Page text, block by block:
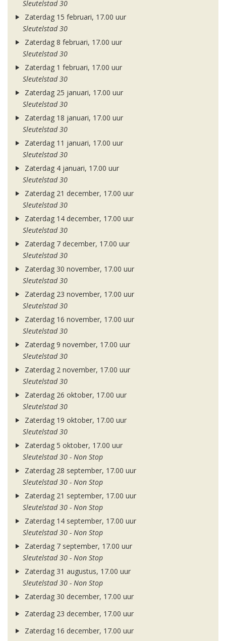
Sleutelstad 30
Zaterdag 15 februari, 17.00 uur
Sleutelstad 30
Zaterdag 8 februari, 17.00 uur
Sleutelstad 30
Zaterdag 1 februari, 17.00 uur
Sleutelstad 30
Zaterdag 25 januari, 17.00 uur
Sleutelstad 30
Zaterdag 18 januari, 17.00 uur
Sleutelstad 30
Zaterdag 11 januari, 17.00 uur
Sleutelstad 30
Zaterdag 4 januari, 17.00 uur
Sleutelstad 30
Zaterdag 21 december, 17.00 uur
Sleutelstad 30
Zaterdag 14 december, 17.00 uur
Sleutelstad 30
Zaterdag 7 december, 17.00 uur
Sleutelstad 30
Zaterdag 30 november, 17.00 uur
Sleutelstad 30
Zaterdag 23 november, 17.00 uur
Sleutelstad 30
Zaterdag 16 november, 17.00 uur
Sleutelstad 30
Zaterdag 9 november, 17.00 uur
Sleutelstad 30
Zaterdag 2 november, 17.00 uur
Sleutelstad 30
Zaterdag 26 oktober, 17.00 uur
Sleutelstad 30
Zaterdag 19 oktober, 17.00 uur
Sleutelstad 30
Zaterdag 5 oktober, 17.00 uur
Sleutelstad 30 - Non Stop
Zaterdag 28 september, 17.00 uur
Sleutelstad 30 - Non Stop
Zaterdag 21 september, 17.00 uur
Sleutelstad 30 - Non Stop
Zaterdag 14 september, 17.00 uur
Sleutelstad 30 - Non Stop
Zaterdag 7 september, 17.00 uur
Sleutelstad 30 - Non Stop
Zaterdag 31 augustus, 17.00 uur
Sleutelstad 30 - Non Stop
Zaterdag 30 december, 17.00 uur
Zaterdag 23 december, 17.00 uur
Zaterdag 16 december, 17.00 uur